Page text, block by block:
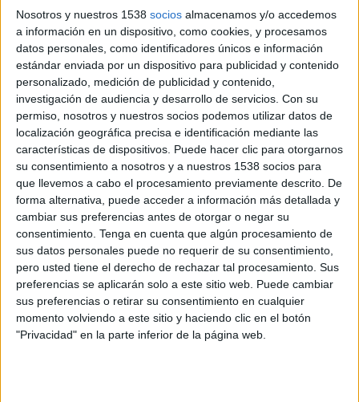
Nosotros y nuestros 1538 socios almacenamos y/o accedemos
a información en un dispositivo, como cookies, y procesamos
datos personales, como identificadores únicos e información
estándar enviada por un dispositivo para publicidad y contenido
personalizado, medición de publicidad y contenido,
investigación de audiencia y desarrollo de servicios. Con su
permiso, nosotros y nuestros socios podemos utilizar datos de
localización geográfica precisa e identificación mediante las
características de dispositivos. Puede hacer clic para otorgarnos
su consentimiento a nosotros y a nuestros 1538 socios para
que llevemos a cabo el procesamiento previamente descrito. De
forma alternativa, puede acceder a información más detallada y
cambiar sus preferencias antes de otorgar o negar su
consentimiento. Tenga en cuenta que algún procesamiento de
sus datos personales puede no requerir de su consentimiento,
pero usted tiene el derecho de rechazar tal procesamiento. Sus
preferencias se aplicarán solo a este sitio web. Puede cambiar
sus preferencias o retirar su consentimiento en cualquier
momento volviendo a este sitio y haciendo clic en el botón
"Privacidad" en la parte inferior de la página web.
IMPRIMIR
TWEET
SHARE